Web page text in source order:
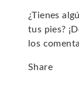
¿Tienes
tus pies?
los
Share